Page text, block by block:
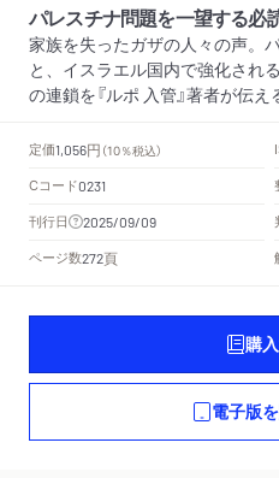
パレスチナ問題を一望する必
家族を失ったガザの人々の声。
と、イスラエル国内で強化され
の連鎖を『ルポ 入管』著者が伝え
定価1,056円 （10％税込）
Cコード0231
刊行日 2025/09/09
ページ数272頁
購
電子版